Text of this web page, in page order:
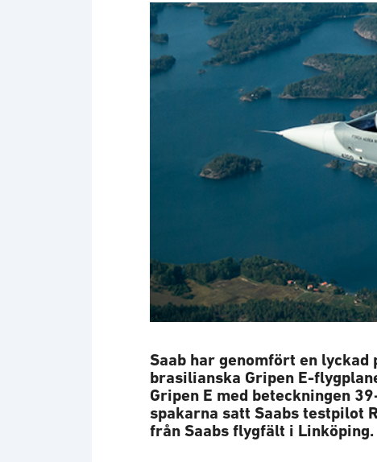
Saab har genomfört en
brasilianska Gripen E-
Gripen E med beteckningen
spakarna satt Saabs testpilot
från Saabs flygfält i Linköping.